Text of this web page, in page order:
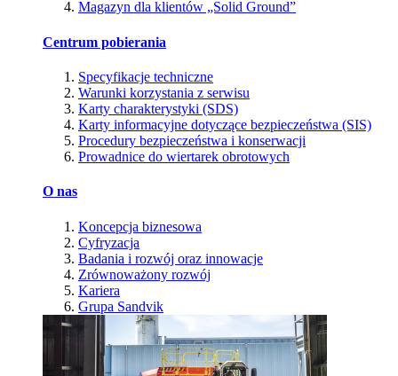
Magazyn dla klientów „Solid Ground”
Centrum pobierania
Specyfikacje techniczne
Warunki korzystania z serwisu
Karty charakterystyki (SDS)
Karty informacyjne dotyczące bezpieczeństwa (SIS)
Procedury bezpieczeństwa i konserwacji
Prowadnice do wiertarek obrotowych
O nas
Koncepcja biznesowa
Cyfryzacja
Badania i rozwój oraz innowacje
Zrównoważony rozwój
Kariera
Grupa Sandvik